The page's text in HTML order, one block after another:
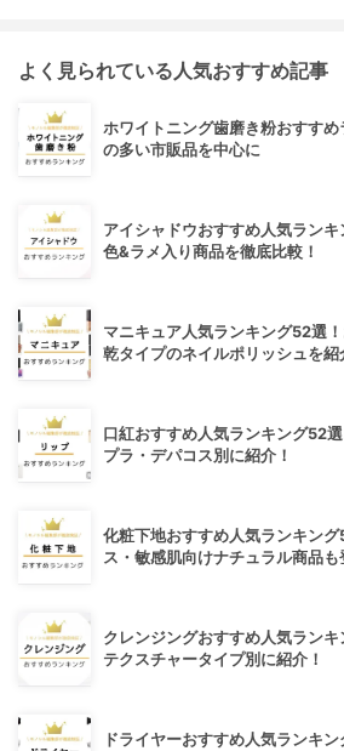
よく見られている人気おすすめ記事
ホワイトニング歯磨き粉おすす
の多い市販品を中心に
アイシャドウおすすめ人気ラン
色&ラメ入り商品を徹底比較！
マニキュア人気ランキング52選
乾タイプのネイルポリッシュを紹
口紅おすすめ人気ランキング52
プラ・デパコス別に紹介！
化粧下地おすすめ人気ランキン
ス・敏感肌向けナチュラル商品も
クレンジングおすすめ人気ラン
テクスチャータイプ別に紹介！
ドライヤーおすすめ人気ランキ